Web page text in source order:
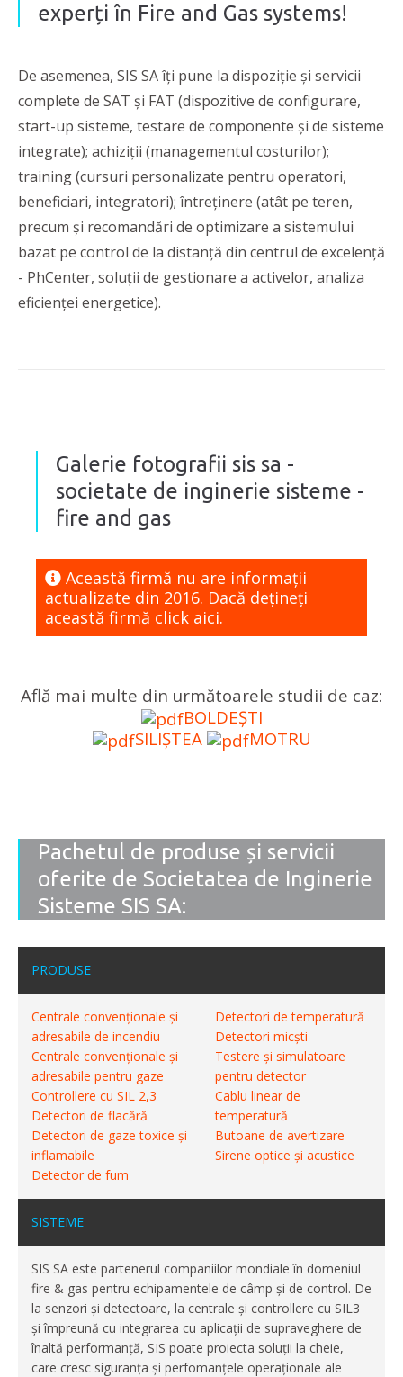
experți în Fire and Gas systems!
De asemenea, SIS SA îți pune la dispoziție și servicii
complete de SAT și FAT (dispozitive de configurare,
start-up sisteme, testare de componente și de sisteme
integrate); achiziții (managementul costurilor);
training (cursuri personalizate pentru operatori,
beneficiari, integratori); întreținere (atât pe teren,
precum și recomandări de optimizare a sistemului
bazat pe control de la distanță din centrul de excelență
- PhCenter, soluții de gestionare a activelor, analiza
eficienței energetice).
Galerie fotografii sis sa -
societate de inginerie sisteme -
fire and gas
Această firmă nu are informaţii
actualizate din 2016. Dacă dețineți
această firmă click aici.
Află mai multe din următoarele studii de caz:
BOLDEȘTI
SILIȘTEA
MOTRU
Pachetul de produse și servicii
oferite de Societatea de Inginerie
Sisteme SIS SA:
PRODUSE
Centrale convenționale și
adresabile de incendiu
Centrale convenționale și
adresabile pentru gaze
Controllere cu SIL 2,3
Detectori de flacără
Detectori de gaze toxice și
inflamabile
Detector de fum
Detectori de temperatură
Detectori micști
Testere și simulatoare
pentru detector
Cablu linear de
temperatură
Butoane de avertizare
Sirene optice și acustice
SISTEME
SIS SA este partenerul companiilor mondiale în domeniul
fire & gas pentru echipamentele de câmp și de control. De
la senzori și detectoare, la centrale și controllere cu SIL3
și împreună cu integrarea cu aplicații de supraveghere de
înaltă performanță, SIS poate proiecta soluții la cheie,
care cresc siguranța și perfomanțele operaționale ale